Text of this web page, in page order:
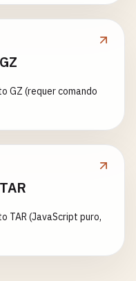
GZ (requer comando
TAR (JavaScript puro,